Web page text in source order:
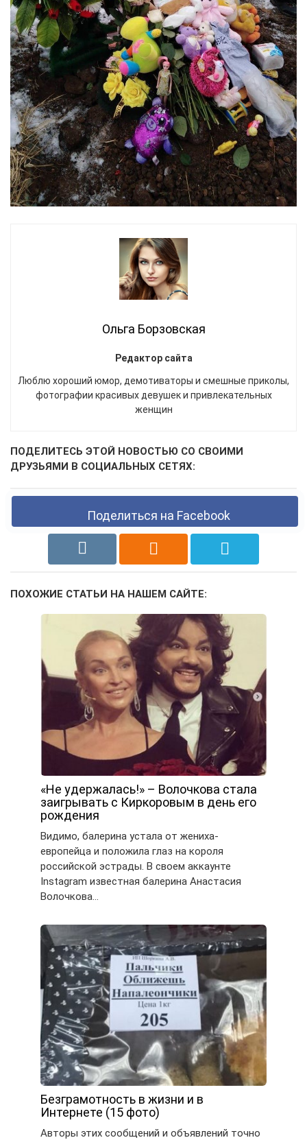
Ольга Борзовская
Редактор сайта
Люблю хороший юмор, демотиваторы и смешные приколы,
фотографии красивых девушек и привлекательных
женщин
ПОДЕЛИТЕСЬ ЭТОЙ НОВОСТЬЮ СО СВОИМИ
ДРУЗЬЯМИ В СОЦИАЛЬНЫХ СЕТЯХ:
Поделиться на Facebook
ПОХОЖИЕ СТАТЬИ НА НАШЕМ САЙТЕ:
«Не удержалась!» – Волочкова стала
заигрывать с Киркоровым в день его
рождения
Видимо, балерина устала от жениха-
европейца и положила глаз на короля
российской эстрады. В своем аккаунте
Instagram известная балерина Анастасия
Волочкова…
Безграмотность в жизни и в
Интернете (15 фото)
Авторы этих сообщений и объявлений точно